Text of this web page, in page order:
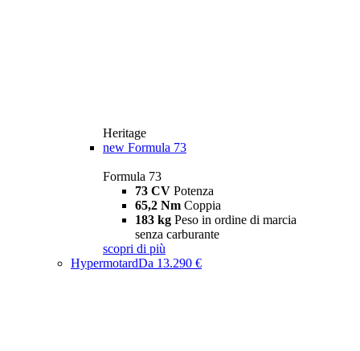
Heritage
new Formula 73
Formula 73
73 CV Potenza
65,2 Nm Coppia
183 kg Peso in ordine di marcia
senza carburante
scopri di più
HypermotardDa 13.290 €